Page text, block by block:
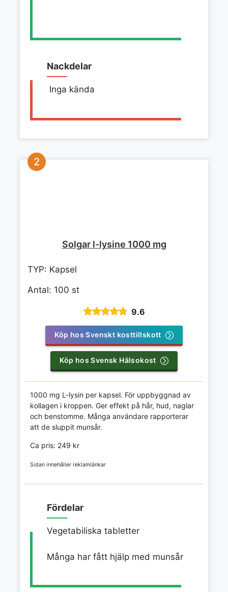
Nackdelar
Inga kända
Solgar l-lysine 1000 mg
TYP: Kapsel
Antal: 100 st
9.6
Köp hos Svenskt kosttillskott
Köp hos Svensk Hälsokost
1000 mg L-lysin per kapsel. För uppbyggnad av
kollagen i kroppen. Ger effekt på hår, hud, naglar
och benstomme. Många användare rapporterar
att de sluppit munsår.
Ca pris: 249 kr
Sidan innehåller reklamlänkar
Fördelar
Vegetabiliska tabletter
Många har fått hjälp med munsår